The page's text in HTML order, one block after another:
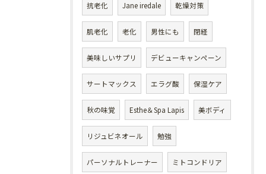
抗老化 Jane iredale 乾燥対策
肌老化 老化 男性にも 閉経
美味しいサプリ デビューキャンペーン
サートマックス エラグ酸 保湿ケア
秋の味覚 Esthe＆Spa Lapis 美ボディ
リジュビネオール 勉強
パーソナルトレーナー ミトコンドリア